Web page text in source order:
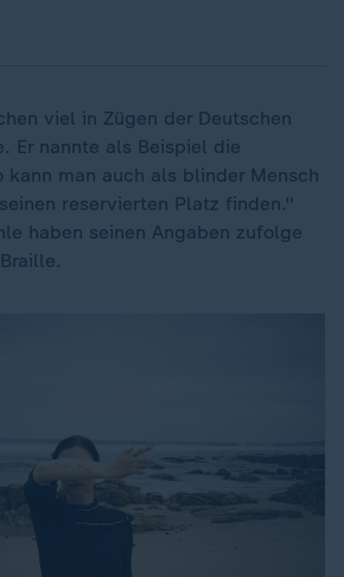
viel in Zügen der Deutschen
Er nannte als Beispiel die
kann man auch als blinder Mensch
reservierten Platz finden."
haben seinen Angaben zufolge
existiert nicht (mehr).